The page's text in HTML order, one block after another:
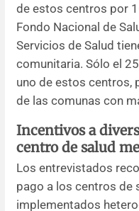
de estos centros por
Fondo Nacional de
Servicios de Salud
comunitaria. Sólo el
uno de estos centros,
de las comunas con
Incentivos a
centro de salud
Los entrevistados
pago a los centros de
implementados